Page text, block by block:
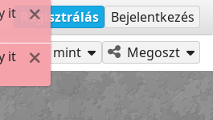
Regisztrálás Bejelentkezés
Játszd mint Megoszt
it
it